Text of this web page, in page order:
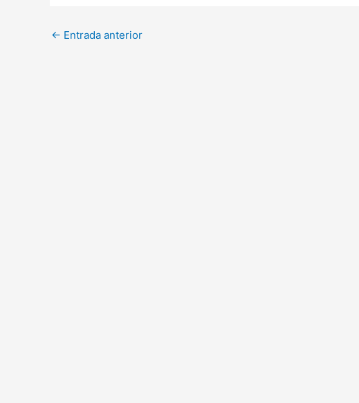
← Entrada anterior